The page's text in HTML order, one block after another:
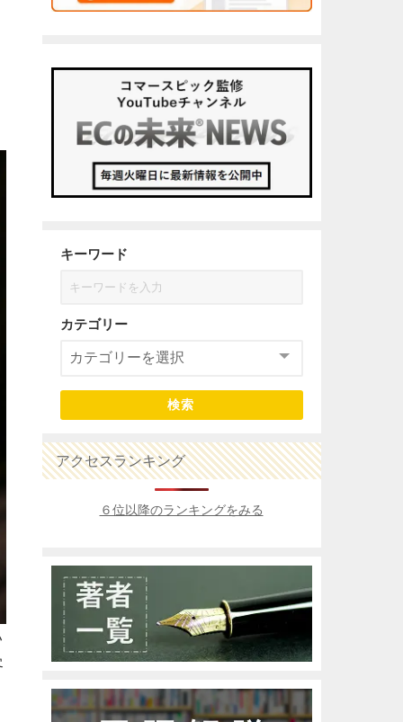
キーワード
カテゴリー
検索
アクセスランキング
６位以降のランキングをみる